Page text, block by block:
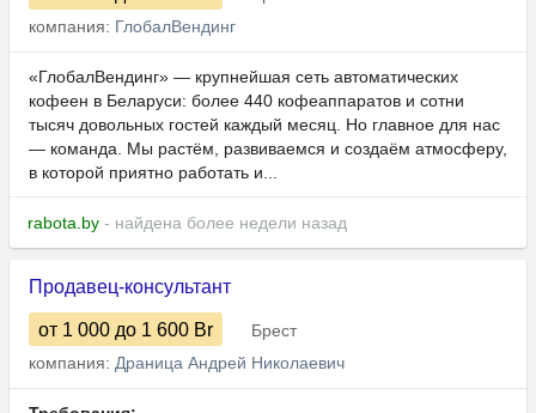
компания: ГлобалВендинг
«ГлобалВендинг» — крупнейшая сеть автоматических
кофеен в Беларуси: более 440 кофеаппаратов и сотни
тысяч довольных гостей каждый месяц. Но главное для нас
— команда. Мы растём, развиваемся и создаём атмосферу,
в которой приятно работать и...
rabota.by - найдена более недели назад
Продавец-консультант
от 1 000 до 1 600 Br
Брест
компания: Драница Андрей Николаевич